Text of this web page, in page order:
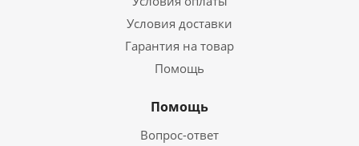
Условия доставки
Гарантия на товар
Помощь
Помощь
Вопрос-ответ